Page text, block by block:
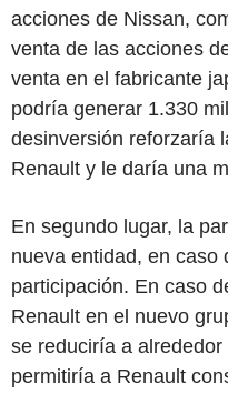
acciones de Nissan,
venta de las acciones
venta en el fabricante
podría generar 1.330
desinversión reforzaría
Renault y le daría una
En segundo lugar, la
nueva entidad, en caso
participación. En caso
Renault en el nuevo
se reduciría a
permitiría a Renault